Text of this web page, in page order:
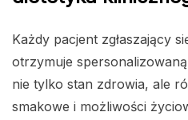
Każdy pacjent zgłaszający
otrzymuje
nie tylko stan zdrowia, ale
smakowe i możliwości